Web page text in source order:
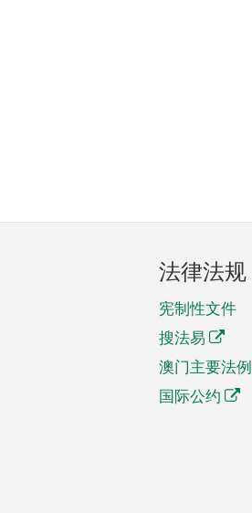
法律法规
宪制性文件
搜法易
澳门主要法例
国际公约